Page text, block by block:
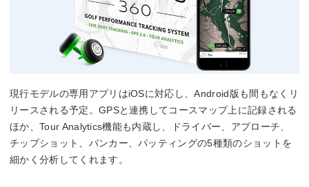
現行モデルの専用アプリはiOSに対応し、Android版も間もなくリ
リースされる予定。GPSと連携してコースマップ上に記録される
ほか、Tour Analytics機能も内蔵し、ドライバー、アプローチ、
チップショット、バンカー、パッティングの5種類のショットを
細かく分析してくれます。